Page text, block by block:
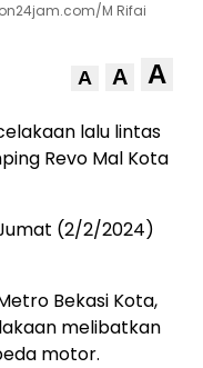
M Rifai
A A A
lalu lintas
Revo Mal Kota
(2/2/2024)
Bekasi Kota,
melibatkan
motor.